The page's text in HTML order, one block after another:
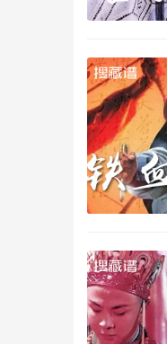
影视主题曲
影视主题曲